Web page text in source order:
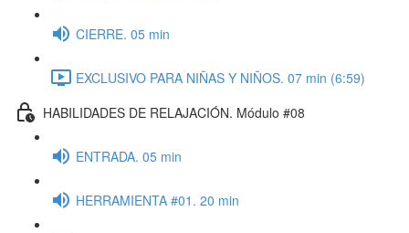
CIERRE. 05 min
EXCLUSIVO PARA NIÑAS Y NIÑOS. 07 min (6:59)
HABILIDADES DE RELAJACIÓN. Módulo #08
ENTRADA. 05 min
HERRAMIENTA #01. 20 min